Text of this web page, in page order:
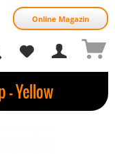
Online Magazin
- Yellow